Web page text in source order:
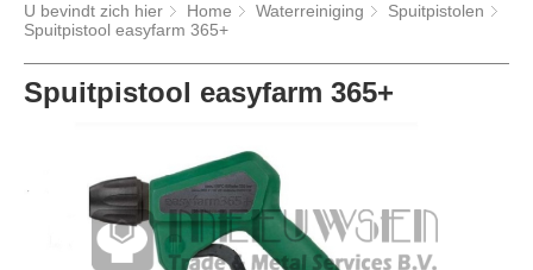
U bevindt zich hier Home Waterreiniging
Spuitpistolen
Spuitpistool easyfarm 365+
Spuitpistool easyfarm 365+